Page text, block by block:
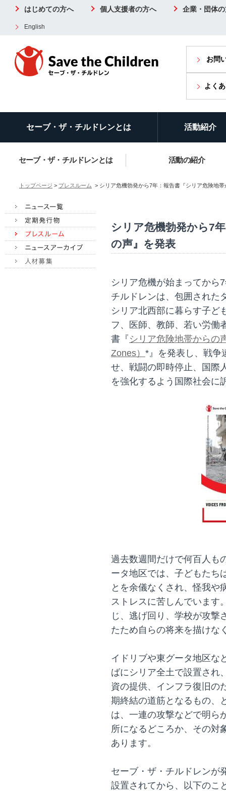
はじめての方へ 個人支援者の方へ 企業・団体
English
お問
よく
セーブ・ザ・チルドレンとは 活動紹介
セーブ・ザ・チルドレンとは 活動の紹介
トップページ > プレスルーム > シリア危機勃発から7年：報告書『シリア危険地
シリア危機勃発から7
の声』を発表
シリア危機が始まってから
チルドレンは、包囲された
シリア北西部に暮らす子ど
フ、医師、教師、若い労働
書『 シリア危険地帯からの
Zones） *』を発表し、戦争
せ、戦闘の即時停止、国際
を強化するよう国際社会に
過去数週間だけで何百人も
ータ地区では、子どもたち
とを余儀なくされ、怪我や
ストレスに苦しんでいます
じ、逃げ回り、学校が攻撃
たため自らの将来を描けな
イドリブや東グータ地区な
ばにシリア全土で設置され
資の提供、インフラ復旧の
期終結の道筋となるもの、
は、一連の攻撃などで明ら
所になるどころか、その対
あります。
セーブ・ザ・チルドレンが
設置されてから、以下のこ